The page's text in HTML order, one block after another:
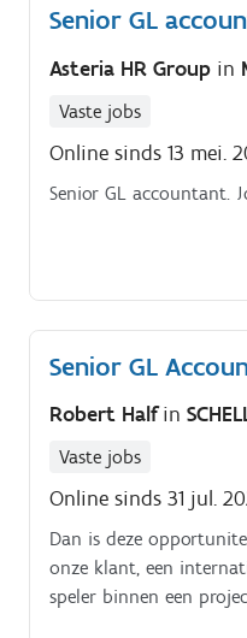
Senior GL
Asteria HR Group in
Vaste jobs
Online sinds 13 mei.
Senior GL accountant.
Senior GL
Robert Halfin
Vaste jobs
Online sinds 31 jul.
Dan is deze
onze klant, een
speler binnen een